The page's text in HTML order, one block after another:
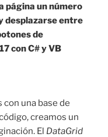
página un número
desplazarse entre
de
con C# y VB
una base de
creamos un
El DataGrid